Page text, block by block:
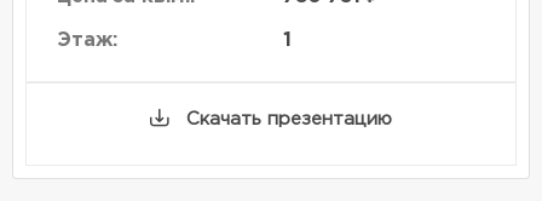
Этаж: 1
Скачать презентацию